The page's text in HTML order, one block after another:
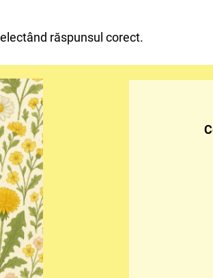
răspunsul corect.